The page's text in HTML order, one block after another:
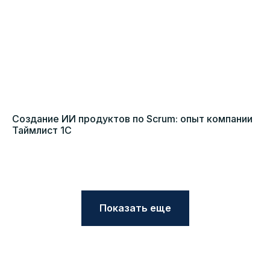
Создание ИИ продуктов по Scrum: опыт компании
Таймлист 1С
Показать еще